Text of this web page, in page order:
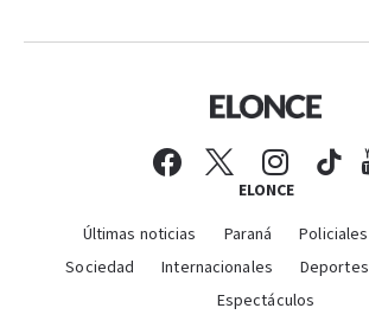
ELONCE
Últimas noticias Paraná Policiales
Sociedad
Internacionales Deportes
Espectáculos